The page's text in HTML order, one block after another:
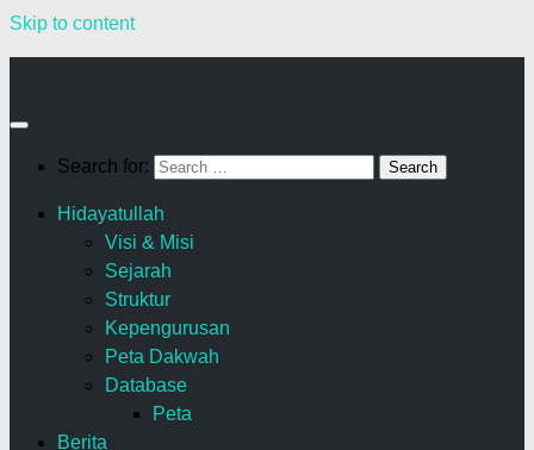
Skip to content
Search for:
Hidayatullah
Visi & Misi
Sejarah
Struktur
Kepengurusan
Peta Dakwah
Database
Peta
Berita